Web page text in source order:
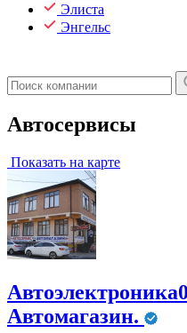
Элиста
Энгельс
Автосервисы
Показать на карте
Автомагазин.